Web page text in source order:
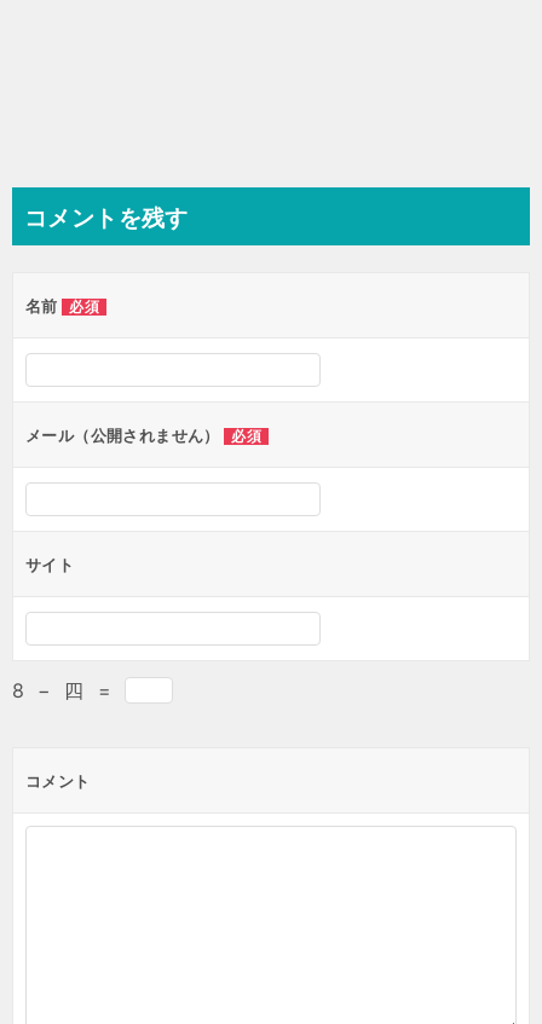
コメントを残す
名前 必須
メール（公開されません） 必須
サイト
8 − 四 =
コメント